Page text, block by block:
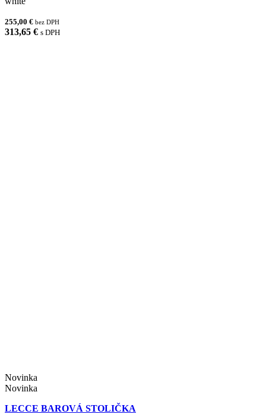
255,00 € bez DPH
313,65 € s DPH
Novinka
Novinka
LECCE BAROVÁ STOLIČKA